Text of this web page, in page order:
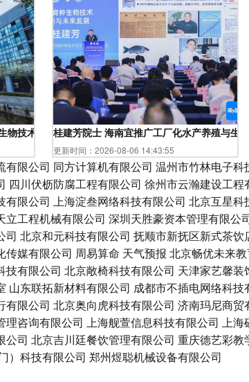
物技术与食品工程的独特优势
桂建芳院士 海南宜推广工厂化水产养殖与生
更新时间：2026-08-06 14:43:55
有限公司 同方计算机有限公司 温州市竹林电子科
四川伏枥防腐工程有限公司 徐州市云瀚建设工程
有限公司 上海淀叁网络科技有限公司 北京互星科
立工程机械有限公司 深圳天胜豪资本管理有限公
司 北京和元科技有限公司 抚顺市新抚区新式茶饮
传媒有限公司 周易算命 天气预报 北京畅优未来
技有限公司 北京敞椅科技有限公司 天津家艺馨装
山东联拓新材料有限公司 成都市不插电网络科技
有限公司 北京奥向虎科技有限公司 济南玛尼商贸
理咨询有限公司 上海舰萱信息科技有限公司 上海
公司 北京吉川廷餐饮管理有限公司 重庆德艺彩教
）科技有限公司 郑州煜聪机械设备有限公司